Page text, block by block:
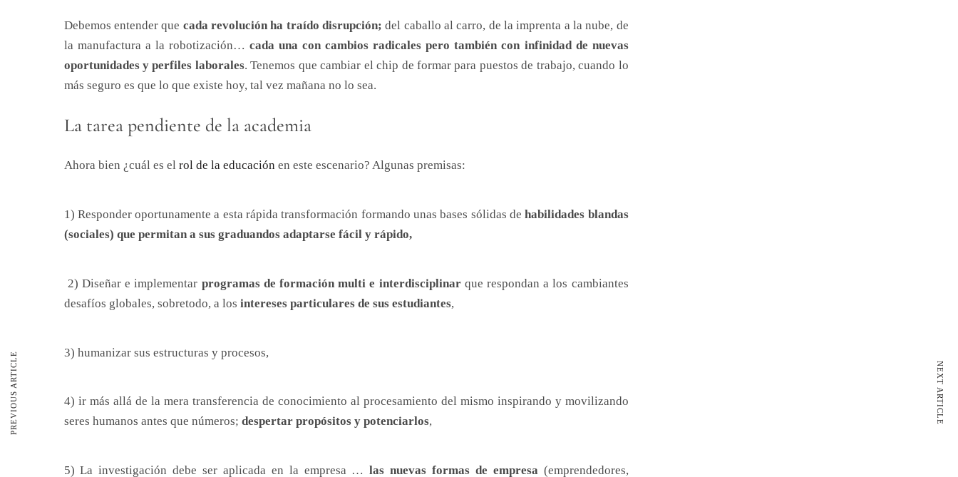
Debemos entender que cada revolución ha traído disrupción; del caballo al carro, de la imprenta a la nube, de
la manufactura a la robotización… cada una con cambios radicales pero también con infinidad de nuevas
oportunidades y perfiles laborales. Tenemos que cambiar el chip de formar para puestos de trabajo, cuando lo
más seguro es que lo que existe hoy, tal vez mañana no lo sea.
La tarea pendiente de la academia
Ahora bien ¿cuál es el rol de la educación en este escenario? Algunas premisas:
1) Responder oportunamente a esta rápida transformación formando unas bases sólidas dehabilidades blandas
(sociales) que permitan a sus graduandos adaptarse fácil y rápido,
2) Diseñar e implementar programas de formación multi e interdisciplinarque respondan a los cambiantes
desafíos globales, sobretodo, a los intereses particulares de sus estudiantes,
3) humanizar sus estructuras y procesos,
4) ir más allá de la mera transferencia de conocimiento al procesamiento del mismo inspirando y movilizando
seres humanos antes que números; despertar propósitos y potenciarlos,
5) La investigación debe ser aplicada en la empresa …las nuevas formas de empresa(emprendedores,
PREVIOUS ARTICLE NEXT ARTICLE